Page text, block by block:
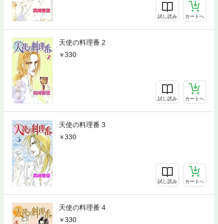
試し読み カートへ
天使の料理番 2
330
試し読み カートへ
天使の料理番 3
330
試し読み カートへ
天使の料理番 4
330